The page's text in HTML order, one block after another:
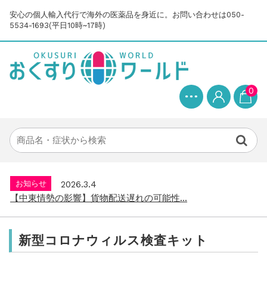
安心の個人輸入代行で海外の医薬品を身近に。お問い合わせは050-
5534-1693(平日10時~17時)
0
2026.4.9
2026年GW営業について...
お知らせ
2026.3.4
お知らせ
2026.1.6
送料改定について...
年末年始の営業について【2025-202...
お知らせ
2025.8.24
新型コロナウィルス検査キット